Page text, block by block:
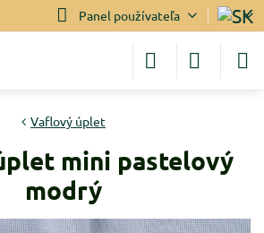
Panel používateľa
Vaflový úplet
mini pastelový
modrý